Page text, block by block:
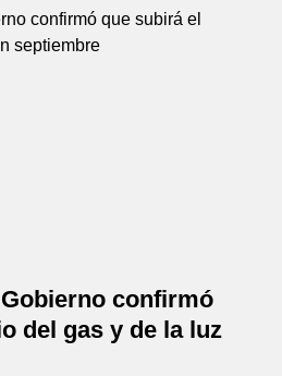
confirmó
del gas y de la luz